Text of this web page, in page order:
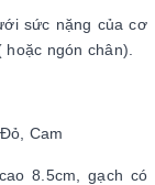
sức nặng của cơ
ngón chân).
Cam
8.5cm, gạch có